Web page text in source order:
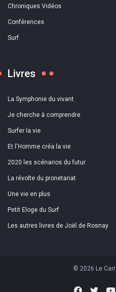
Chroniques Vidéos
Conférences
Surf
Livres
La Symphonie du vivant
Je cherche à comprendre
Surfer la vie
Et l'Homme créa la vie
2020 les scénarios du futur
La révolte du pronetariat
Une vie en plus
Petit Eloge du Surf
Les autres livres de Joël de Rosnay
© 2026 Le